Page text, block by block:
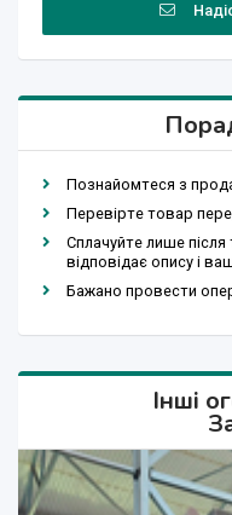
Познайомтеся з
Перевірте товар
Сплачуйте лише
відповідає опису і
Бажано провести
Інші